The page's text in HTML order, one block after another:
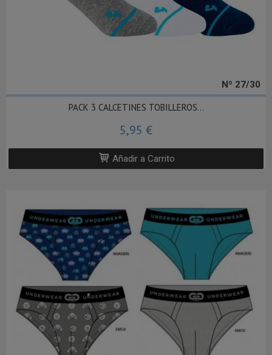
Nº 27/30
PACK 3 CALCETINES TOBILLEROS...
5,95 €
Añadir a Carrito